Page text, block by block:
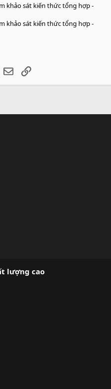
khảo sát kiến thức tổng hợp -
khảo sát kiến thức tổng hợp -
WhatsApp
EmailLink
lượng cao